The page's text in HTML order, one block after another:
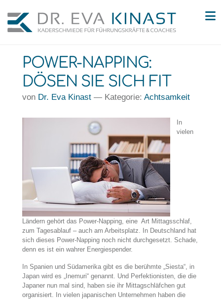
POWER-NAPPING:
DÖSEN SIE SICH FIT
von Dr. Eva Kinast— Kategorie: Achtsamkeit
In
vielen
Ländern gehört das Power-Napping, eine Art Mittagsschlaf,
zum Tagesablauf – auch am Arbeitsplatz. In Deutschland hat
sich dieses Power-Napping noch nicht durchgesetzt. Schade,
denn es ist ein wahrer Energiespender.
In Spanien und Südamerika gibt es die berühmte „Siesta“, in
Japan wird es „Inemuri“ genannt. Und Perfektionisten, die die
Japaner nun mal sind, haben sie ihr Mittagschläfchen gut
organisiert. In vielen japanischen Unternehmen haben die